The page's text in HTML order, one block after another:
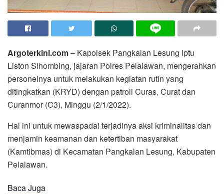
Argoterkini.com– Kapolsek Pangkalan Lesung Iptu
Liston Sihombing, jajaran Polres Pelalawan, mengerahkan
personelnya untuk melakukan kegiatan rutin yang
ditingkatkan (KRYD) dengan patroli Curas, Curat dan
Curanmor (C3), Minggu (2/1/2022).
Hal ini untuk mewaspadai terjadinya aksi kriminalitas dan
menjamin keamanan dan ketertiban masyarakat
(Kamtibmas) di Kecamatan Pangkalan Lesung, Kabupaten
Pelalawan.
Baca Juga